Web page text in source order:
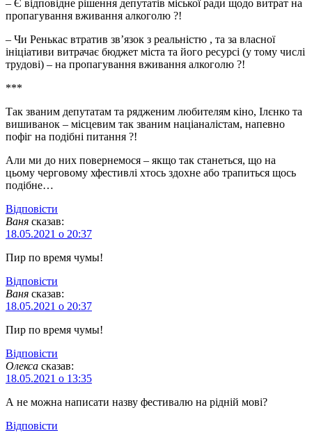
– Є відповідне рішення депутатів міської ради щодо витрат на
пропагування вживання алкоголю ?!
– Чи Ренькас втратив зв’язок з реальністю , та за власної
ініціативи витрачає бюджет міста та його ресурсі (у тому числі
трудові) – на пропагування вживання алкоголю ?!
***
Так званим депутатам та рядженим любителям кіно, Ілєнко та
вишиванок – місцевим так званим націаналістам, напевно
пофіг на подібні питання ?!
Али ми до них повернемося – якщо так станеться, що на
цьому черговому хфестивлі хтось здохне або трапиться щось
подібне…
Відповіcти
Ваня сказав:
18.05.2021 о 20:37
Пир по время чумы!
Відповіcти
Ваня сказав:
18.05.2021 о 20:37
Пир по время чумы!
Відповіcти
Олекса сказав:
18.05.2021 о 13:35
А не можна написати назву фестивалю на рідній мові?
Відповіcти